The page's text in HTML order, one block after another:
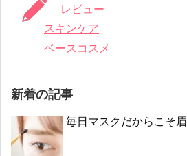
レビュー
スキンケア
ベースコスメ
新着の記事
毎日マスクだからこそ